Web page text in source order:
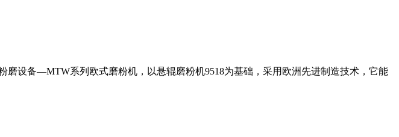
设备—MTW系列欧式磨粉机，以悬辊磨粉机9518为基础，采用欧洲先进制造技术，它能